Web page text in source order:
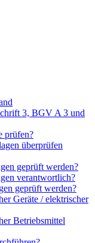
3, BGV A 3 und
prüfen?
überprüfen
geprüft werden?
verantwortlich?
geprüft werden?
Geräte / elektrischer
Betriebsmittel